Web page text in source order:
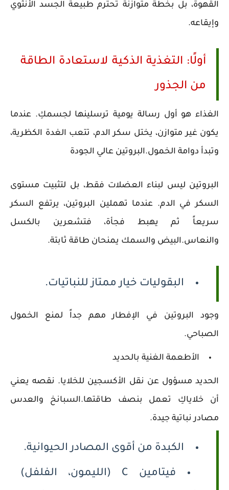
القهوة، بل بخطة متوازنة تحترم طبيعة الجسد الأنثوي
وإيقاعه.
أولًا: التغذية الذكية لاستعادة الطاقة
من الجذور
الغذاء هو أول رسالة يومية ترسلينها لجسمكِ. عندما
يكون غير متوازن، يختل سكر الدم، تتعب الغدة الكظرية،
وتبدأ دوامة الخمول.البروتين عالي الجودة
البروتين ليس لبناء العضلات فقط، بل لتثبيت مستوى
السكر في الدم. عندما تهملين البروتين، يرتفع السكر
سريعاً ثم يهبط فجأة، فتشعرين بالكسل
والنعاس.البيض والسمك يمنحان طاقة ثابتة.
البقوليات خيار ممتاز للنباتيات.
وجود البروتين في الإفطار مهم جداً لمنع الخمول
الصباحي.
الأطعمة الغنية بالحديد
الحديد مسؤول عن نقل الأكسجين للخلايا. نقصه يعني
أن خلاياكِ تعمل بنصف طاقتها.السبانخ والعدس
مصادر نباتية جيدة.
الكبدة من أقوى المصادر الحيوانية.
فيتامين C (الليمون، الفلفل)